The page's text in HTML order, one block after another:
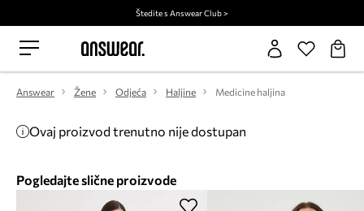
Štedite s Answear Club >
Answear Žene Odjeća Haljine Medicine haljina
Ovaj proizvod trenutno nije dostupan
Pogledajte slične proizvode